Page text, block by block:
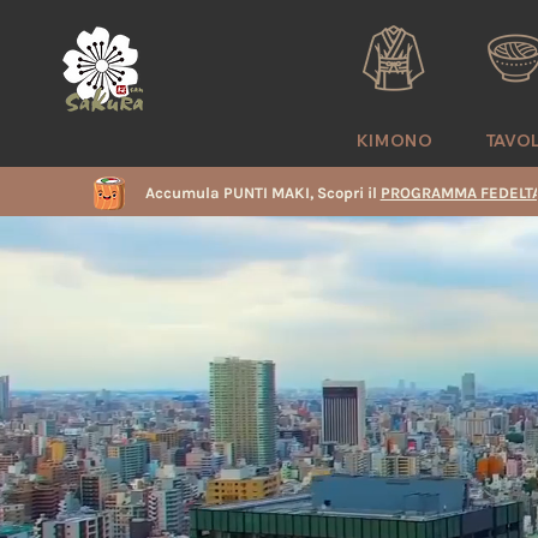
KIMONO
Accumula PUNTI MAKI, Scopri il PROGRAMMA FEDELTA'